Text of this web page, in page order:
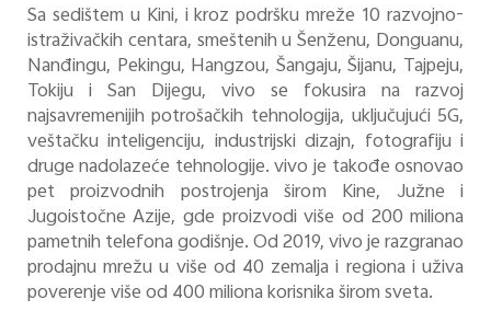
Sa sedištem u Kini, i kroz podršku mreže 10 razvojno-
istraživačkih centara, smeštenih u Šenženu, Donguanu,
Nanđingu, Pekingu, Hangzou, Šangaju, Šijanu, Tajpeju,
Tokiju i San Dijegu, vivo se fokusira na razvoj
najsavremenijih potrošačkih tehnologija, uključujući 5G,
veštačku inteligenciju, industrijski dizajn, fotografiju i
druge nadolazeće tehnologije. vivo je takođe osnovao
pet proizvodnih postrojenja širom Kine, Južne i
Jugoistočne Azije, gde proizvodi više od 200 miliona
pametnih telefona godišnje. Od 2019, vivo je razgranao
prodajnu mrežu u više od 40 zemalja i regiona i uživa
poverenje više od 400 miliona korisnika širom sveta.